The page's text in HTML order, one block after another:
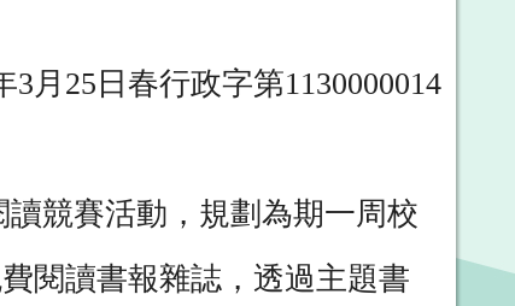
月25日春行政字第1130000014
競賽活動，規劃為期一周校
閱讀書報雜誌，透過主題書